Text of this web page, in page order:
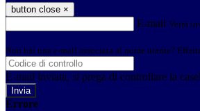
button close ×
E-mail Verrà
Non hai una e-mail associata al nome utente?
E-mail inviata, si prega di controllare la
Errore